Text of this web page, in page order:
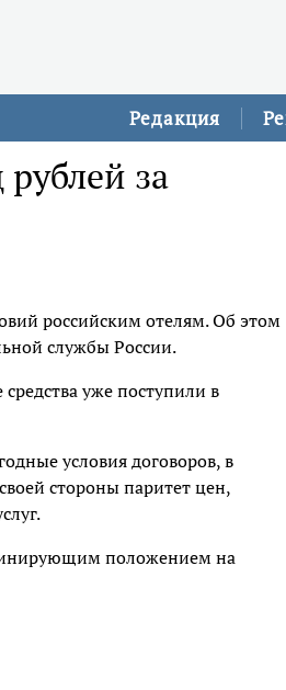
Редакция
за
российским отелям. Об этом
службы России.
уже поступили в
условия договоров, в
стороны паритет цен,
положением на